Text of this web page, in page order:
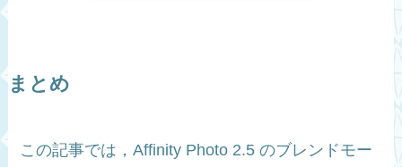
まとめ
この記事では，Affinity Photo 2.5 のブレンドモー